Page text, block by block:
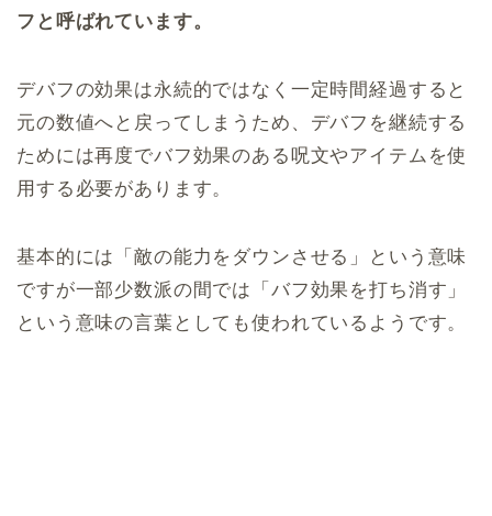
フと呼ばれています。
デバフの効果は永続的ではなく一定時間経過すると
元の数値へと戻ってしまうため、デバフを継続する
ためには再度でバフ効果のある呪文やアイテムを使
用する必要があります。
基本的には「敵の能力をダウンさせる」という意味
ですが一部少数派の間では「バフ効果を打ち消す」
という意味の言葉としても使われているようです。